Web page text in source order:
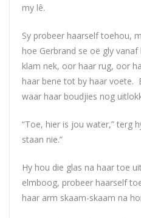
my lê.
Sy probeer haarself toehou,
hoe Gerbrand se oë gly
klam nek, oor haar rug, oor
haar bene tot by haar voete.
waar haar boudjies nog
“Toe, hier is jou water,” terg
staan nie.”
Hy hou die glas na haar toe
elmboog, probeer haarself
haar arm skaam-skaam na